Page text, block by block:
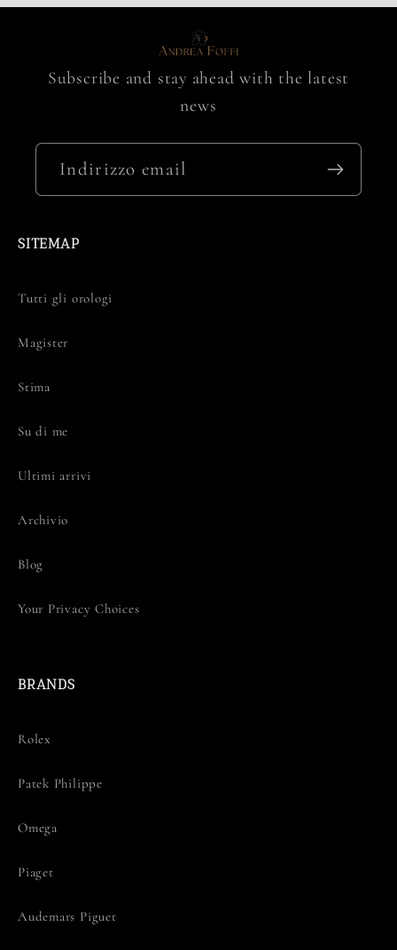
Subscribe and stay ahead with the latest
news
Indirizzo email
SITEMAP
Tutti gli orologi
Magister
Stima
Su di me
Ultimi arrivi
Archivio
Blog
Your Privacy Choices
BRANDS
Rolex
Patek Philippe
Omega
Piaget
Audemars Piguet